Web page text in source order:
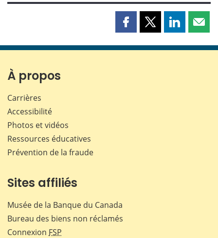
Partager
page
Partager
page
Partager
page page
À propos
Carrières
Accessibilité
Photos et vidéos
Ressources éducatives
Prévention de la fraude
Sites affiliés
Musée de la Banque du Canada
Bureau des biens non réclamés
Connexion FSP